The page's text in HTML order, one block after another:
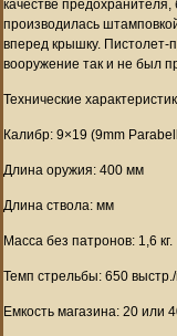
качестве предохранителя,
производилась
вперед крышку. Пистолет-
вооружение так и не был
Технические
Калибр: 9×19 (9mm
Длина оружия: 400 мм
Длина ствола: мм
Масса без патронов: 1,6 кг.
Темп стрельбы: 650
Емкость магазина: 20 или